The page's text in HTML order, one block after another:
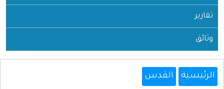
تقارير
وثائق
الرئيسية القدس